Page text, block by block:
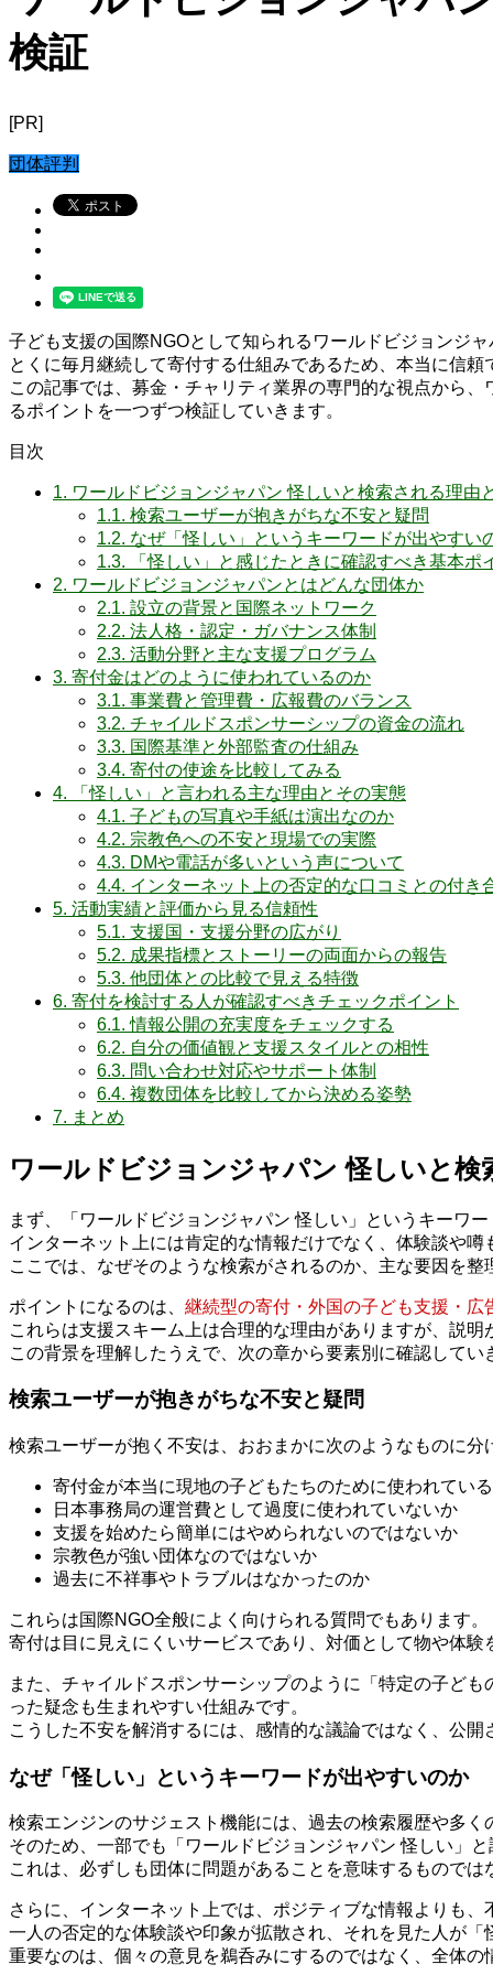
検証
[PR]
団体評判
子ども支援の国際NGOとして知られるワールドビジョンジ
とくに毎月継続して寄付する仕組みであるため、本当に信
この記事では、募金・チャリティ業界の専門的な視点から
るポイントを一つずつ検証していきます。
目次
1. ワールドビジョンジャパン 怪しいと検索される理由
1.1. 検索ユーザーが抱きがちな不安と疑問
1.2. なぜ「怪しい」というキーワードが出やすい
1.3. 「怪しい」と感じたときに確認すべき基本ポ
2. ワールドビジョンジャパンとはどんな団体か
2.1. 設立の背景と国際ネットワーク
2.2. 法人格・認定・ガバナンス体制
2.3. 活動分野と主な支援プログラム
3. 寄付金はどのように使われているのか
3.1. 事業費と管理費・広報費のバランス
3.2. チャイルドスポンサーシップの資金の流れ
3.3. 国際基準と外部監査の仕組み
3.4. 寄付の使途を比較してみる
4. 「怪しい」と言われる主な理由とその実態
4.1. 子どもの写真や手紙は演出なのか
4.2. 宗教色への不安と現場での実際
4.3. DMや電話が多いという声について
4.4. インターネット上の否定的な口コミとの付き
5. 活動実績と評価から見る信頼性
5.1. 支援国・支援分野の広がり
5.2. 成果指標とストーリーの両面からの報告
5.3. 他団体との比較で見える特徴
6. 寄付を検討する人が確認すべきチェックポイント
6.1. 情報公開の充実度をチェックする
6.2. 自分の価値観と支援スタイルとの相性
6.3. 問い合わせ対応やサポート体制
6.4. 複数団体を比較してから決める姿勢
7. まとめ
ワールドビジョンジャパン 怪しいと検
まず、「ワールドビジョンジャパン 怪しい」というキーワ
インターネット上には肯定的な情報だけでなく、体験談や
ここでは、なぜそのような検索がされるのか、主な要因を整
ポイントになるのは、 継続型の寄付・外国の子ども支援・広
これらは支援スキーム上は合理的な理由がありますが、説
この背景を理解したうえで、次の章から要素別に確認してい
検索ユーザーが抱きがちな不安と疑問
検索ユーザーが抱く不安は、おおまかに次のようなものに分
寄付金が本当に現地の子どもたちのために使われてい
日本事務局の運営費として過度に使われていないか
支援を始めたら簡単にはやめられないのではないか
宗教色が強い団体なのではないか
過去に不祥事やトラブルはなかったのか
これらは国際NGO全般によく向けられる質問でもあります。
寄付は目に見えにくいサービスであり、対価として物や体
また、チャイルドスポンサーシップのように「特定の子ど
った疑念も生まれやすい仕組みです。
こうした不安を解消するには、感情的な議論ではなく、公
なぜ「怪しい」というキーワードが出やすいのか
検索エンジンのサジェスト機能には、過去の検索履歴や多
そのため、一部でも「ワールドビジョンジャパン 怪しい」
これは、必ずしも団体に問題があることを意味するもので
さらに、インターネット上では、ポジティブな情報よりも
一人の否定的な体験談や印象が拡散され、それを見た人が
重要なのは、個々の意見を鵜呑みにするのではなく、全体